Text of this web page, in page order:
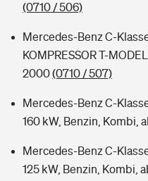
(0710 / 506)
Mercedes-Benz C-
KOMPRESSOR T-
2000(0710 / 507)
Mercedes-Benz C-
160 kW, Benzin, Kombi,
Mercedes-Benz C-
125 kW, Benzin, Kombi,